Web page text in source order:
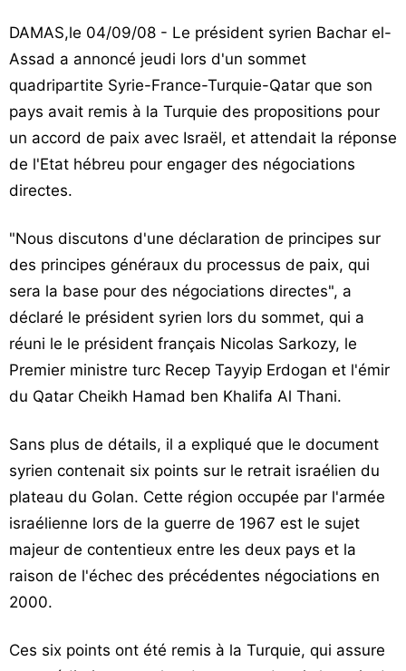
DAMAS,le 04/09/08 - Le président syrien Bachar el-
Assad a annoncé jeudi lors d'un sommet
quadripartite Syrie-France-Turquie-Qatar que son
pays avait remis à la Turquie des propositions pour
un accord de paix avec Israël, et attendait la réponse
de l'Etat hébreu pour engager des négociations
directes.
"Nous discutons d'une déclaration de principes sur
des principes généraux du processus de paix, qui
sera la base pour des négociations directes", a
déclaré le président syrien lors du sommet, qui a
réuni le le président français Nicolas Sarkozy, le
Premier ministre turc Recep Tayyip Erdogan et l'émir
du Qatar Cheikh Hamad ben Khalifa Al Thani.
Sans plus de détails, il a expliqué que le document
syrien contenait six points sur le retrait israélien du
plateau du Golan. Cette région occupée par l'armée
israélienne lors de la guerre de 1967 est le sujet
majeur de contentieux entre les deux pays et la
raison de l'échec des précédentes négociations en
2000.
Ces six points ont été remis à la Turquie, qui assure